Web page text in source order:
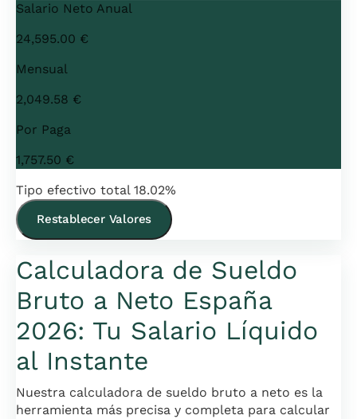
Salario Neto Anual
24,595.00 €
Mensual
2,049.58 €
Por Paga
1,757.50 €
Tipo efectivo total 18.02%
Restablecer Valores
Calculadora de Sueldo
Bruto a Neto España
2026: Tu Salario Líquido
al Instante
Nuestra calculadora de sueldo bruto a neto es la
herramienta más precisa y completa para calcular